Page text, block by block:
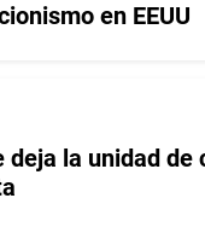
en EEUU
deja la unidad